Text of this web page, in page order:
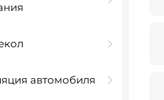
автомобиля